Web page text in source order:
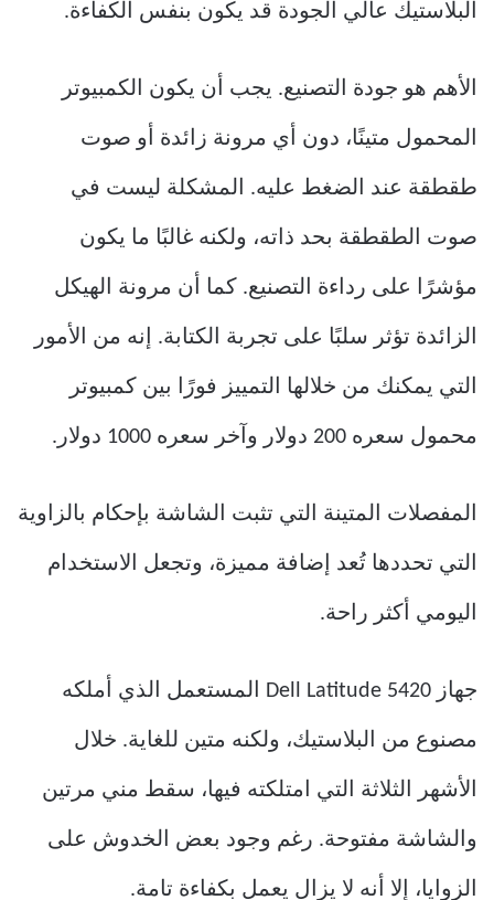
البلاستيك عالي الجودة قد يكون بنفس الكفاءة.
الأهم هو جودة التصنيع. يجب أن يكون الكمبيوتر
المحمول متينًا، دون أي مرونة زائدة أو صوت
طقطقة عند الضغط عليه. المشكلة ليست في
صوت الطقطقة بحد ذاته، ولكنه غالبًا ما يكون
مؤشرًا على رداءة التصنيع. كما أن مرونة الهيكل
الزائدة تؤثر سلبًا على تجربة الكتابة. إنه من الأمور
التي يمكنك من خلالها التمييز فورًا بين كمبيوتر
محمول سعره 200 دولار وآخر سعره 1000 دولار.
المفصلات المتينة التي تثبت الشاشة بإحكام بالزاوية
التي تحددها تُعد إضافة مميزة، وتجعل الاستخدام
اليومي أكثر راحة.
جهاز Dell Latitude 5420 المستعمل الذي أملكه
مصنوع من البلاستيك، ولكنه متين للغاية. خلال
الأشهر الثلاثة التي امتلكته فيها، سقط مني مرتين
والشاشة مفتوحة. رغم وجود بعض الخدوش على
الزوايا، إلا أنه لا يزال يعمل بكفاءة تامة.